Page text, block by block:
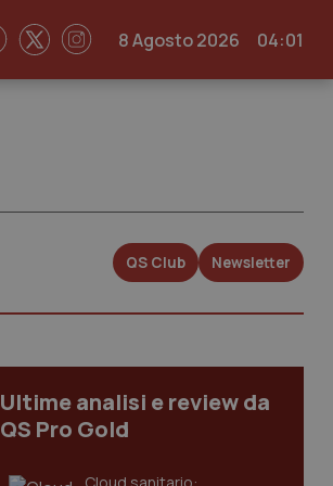
8 Agosto 2026 04:01
QS Club Newsletter
Ultime analisi e review da
QS Pro Gold